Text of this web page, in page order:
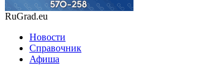
RuGrad.eu
Новости
Справочник
Афиша